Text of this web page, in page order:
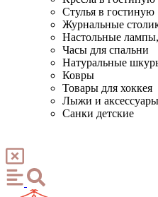
Стулья в гостиную
Журнальные
Настольные
Часы для спальни
Натуральные
Ковры
Товары для хоккея
Лыжи и аксессуары
Санки детские